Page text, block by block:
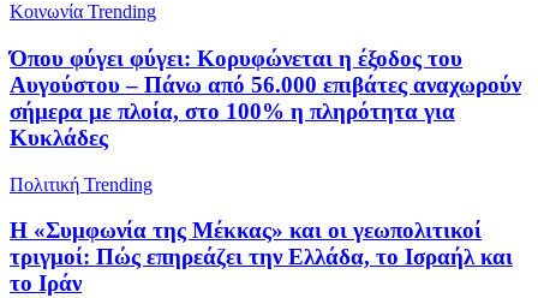
Κοινωνία Trending
Όπου φύγει φύγει: Κορυφώνεται η έξοδος του
Αυγούστου – Πάνω από 56.000 επιβάτες αναχωρούν
σήμερα με πλοία, στο 100% η πληρότητα για
Κυκλάδες
Πολιτική Trending
Η «Συμφωνία της Μέκκας» και οι γεωπολιτικοί
τριγμοί: Πώς επηρεάζει την Ελλάδα, το Ισραήλ και
το Ιράν